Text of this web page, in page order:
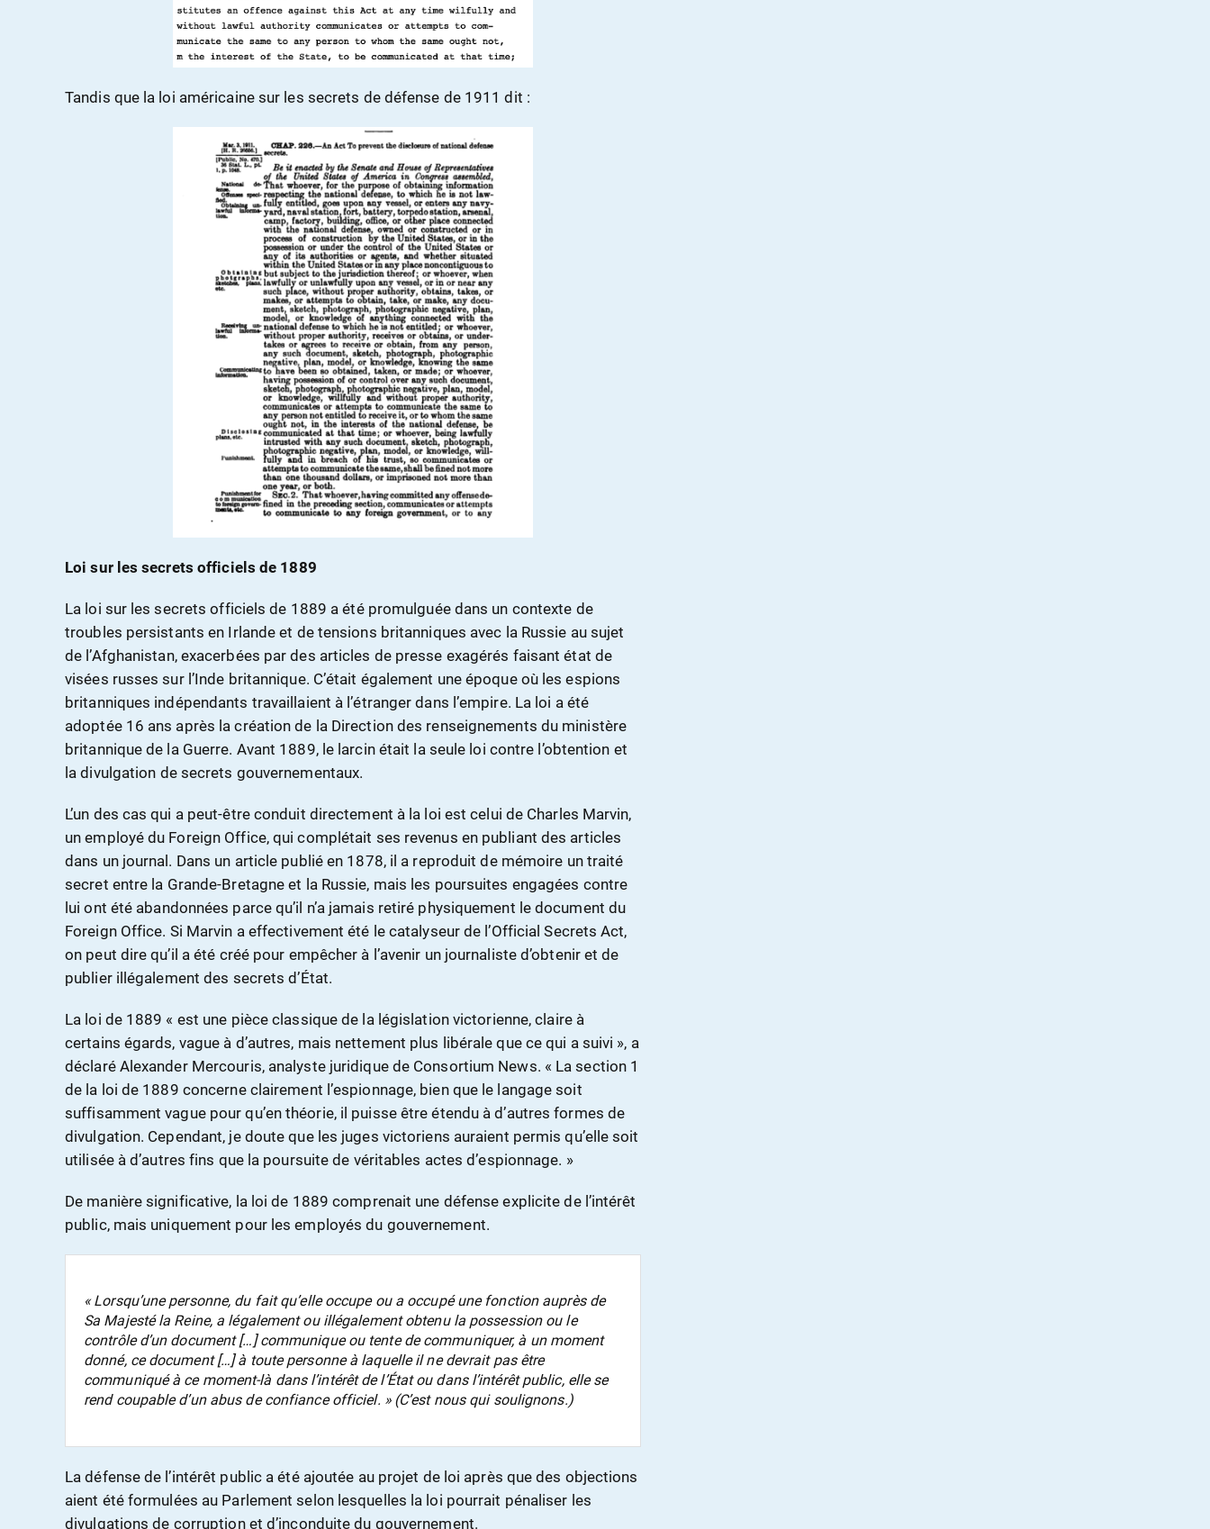
Tandis que la loi américaine sur les secrets de défense de 1911 dit :
Loi sur les secrets officiels de 1889
La loi sur les secrets officiels de 1889 a été promulguée dans un contexte de
troubles persistants en Irlande et de tensions britanniques avec la Russie au sujet
de l’Afghanistan, exacerbées par des articles de presse exagérés faisant état de
visées russes sur l’Inde britannique. C’était également une époque où les espions
britanniques indépendants travaillaient à l’étranger dans l’empire. La loi a été
adoptée 16 ans après la création de la Direction des renseignements du ministère
britannique de la Guerre. Avant 1889, le larcin était la seule loi contre l’obtention et
la divulgation de secrets gouvernementaux.
L’un des cas qui a peut-être conduit directement à la loi est celui de Charles Marvin,
un employé du Foreign Office, qui complétait ses revenus en publiant des articles
dans un journal. Dans un article publié en 1878, il a reproduit de mémoire un traité
secret entre la Grande-Bretagne et la Russie, mais les poursuites engagées contre
lui ont été abandonnées parce qu’il n’a jamais retiré physiquement le document du
Foreign Office. Si Marvin a effectivement été le catalyseur de l’Official Secrets Act,
on peut dire qu’il a été créé pour empêcher à l’avenir un journaliste d’obtenir et de
publier illégalement des secrets d’État.
La loi de 1889 « est une pièce classique de la législation victorienne, claire à
certains égards, vague à d’autres, mais nettement plus libérale que ce qui a suivi », a
déclaré Alexander Mercouris, analyste juridique de Consortium News. « La section 1
de la loi de 1889 concerne clairement l’espionnage, bien que le langage soit
suffisamment vague pour qu’en théorie, il puisse être étendu à d’autres formes de
divulgation. Cependant, je doute que les juges victoriens auraient permis qu’elle soit
utilisée à d’autres fins que la poursuite de véritables actes d’espionnage. »
De manière significative, la loi de 1889 comprenait une défense explicite de l’intérêt
public, mais uniquement pour les employés du gouvernement.
« Lorsqu’une personne, du fait qu’elle occupe ou a occupé une fonction auprès de
Sa Majesté la Reine, a légalement ou illégalement obtenu la possession ou le
contrôle d’un document […] communique ou tente de communiquer, à un moment
donné, ce document […] à toute personne à laquelle il ne devrait pas être
communiqué à ce moment-là dans l’intérêt de l’État ou dans l’intérêt public, elle se
rend coupable d’un abus de confiance officiel. » (C’est nous qui soulignons.)
La défense de l’intérêt public a été ajoutée au projet de loi après que des objections
aient été formulées au Parlement selon lesquelles la loi pourrait pénaliser les
divulgations de corruption et d’inconduite du gouvernement.